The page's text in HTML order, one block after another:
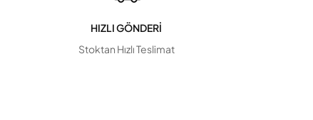
HIZLI GÖNDERİ
Stoktan Hızlı Teslimat